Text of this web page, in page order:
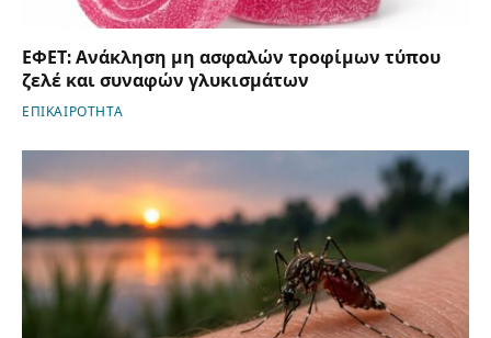
ΕΦΕΤ: Ανάκληση μη ασφαλών τροφίμων τύπου
ζελέ και συναφών γλυκισμάτων
ΕΠΙΚΑΙΡΟΤΗΤΑ